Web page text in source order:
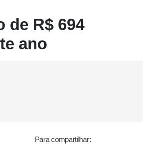
R$ 694
ano
Para compartilhar: